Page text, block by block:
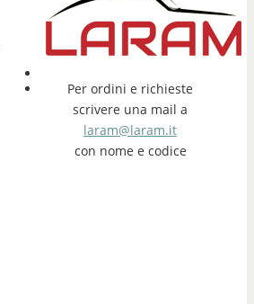
Per ordini e richieste
scrivere una mail a
laram@laram.it
con nome e codice